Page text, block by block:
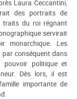
Laura Ceccantini,
des portraits de
du roi régnant
servirait
monarchique. Les
par conséquent dans
pouvoir politique et
Dès lors, il est
importante de